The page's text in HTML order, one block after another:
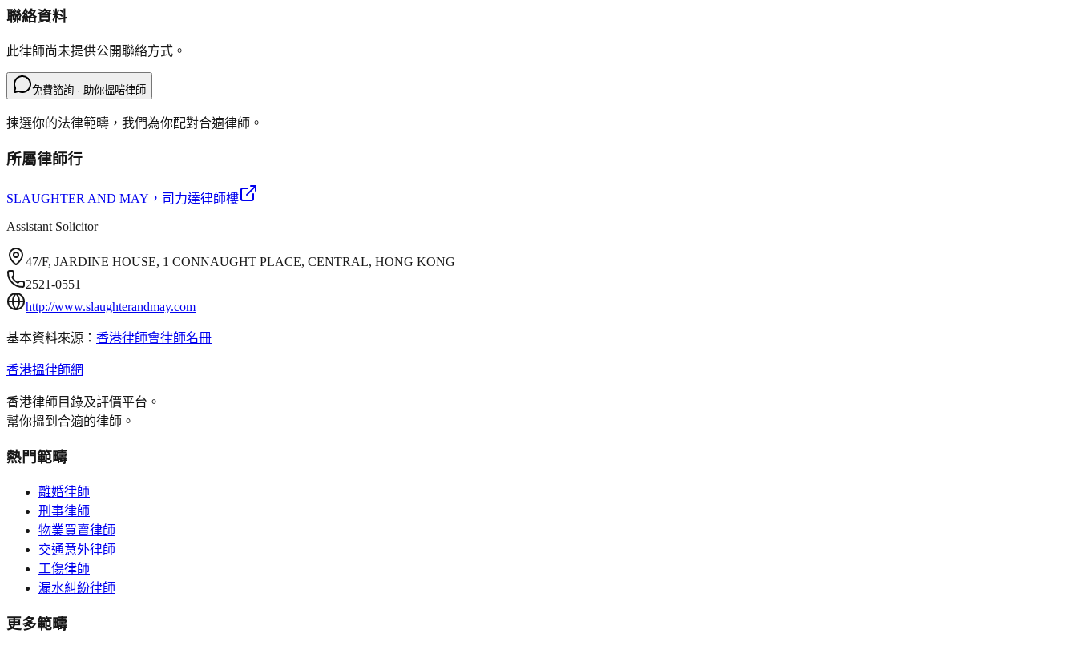
聯絡資料
此律師尚未提供公開聯絡方式。
免費諮詢 · 助你搵啱律師
揀選你的法律範疇，我們為你配對合適律師。
所屬律師行
SLAUGHTER AND MAY ，司力達律師樓
Assistant Solicitor
47/F, JARDINE HOUSE, 1 CONNAUGHT PLACE, CENTRAL, HONG KONG
2521-0551
http://www.slaughterandmay.com
基本資料來源： 香港律師會律師名冊
香港搵律師網
香港律師目錄及評價平台。
幫你搵到合適的律師。
熱門範疇
離婚律師
刑事律師
物業買賣律師
交通意外律師
工傷律師
漏水糾紛律師
更多範疇